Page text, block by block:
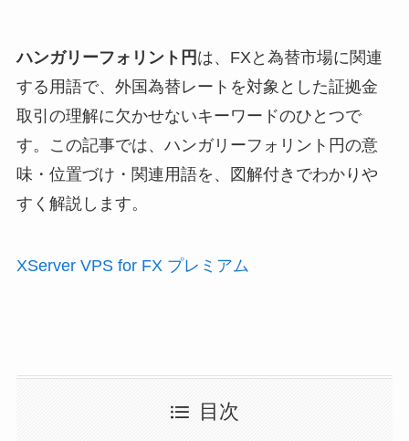
ハンガリーフォリント円 は、FXと為替市場に関連
する用語で、外国為替レートを対象とした証拠金
取引の理解に欠かせないキーワードのひとつで
す。この記事では、ハンガリーフォリント円の意
味・位置づけ・関連用語を、図解付きでわかりや
すく解説します。
XServer VPS for FX プレミアム
目次